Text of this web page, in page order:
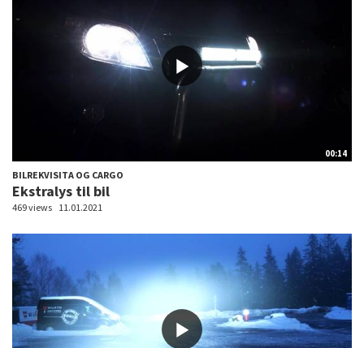
00:14
BILREKVISITA OG CARGO
Ekstralys til bil
469 views 11.01.2021